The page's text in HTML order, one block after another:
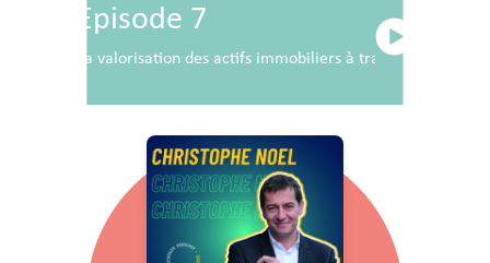
Episode 7
La valorisation des actifs immobiliers à travers la RSE